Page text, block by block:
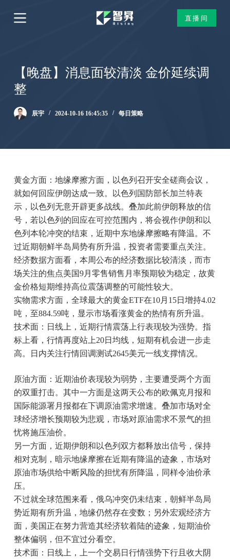
跳
过
直播间
【晚盘】消息面较清淡 金价延续调
整
辰宇 2024-10-16 16:45:35 每日策略
黄金方面：地缘摩擦方面，以色列召开安全磋商会议，
就如何回应伊朗达成一致。以色列国防部长加兰特表
示，以色列无意开辟更多战线。叠加此前伊朗释放的信
号，若以色列的回应在可控范围内，将会视作伊朗和以
色列本轮冲突的结束，近期中东地缘摩擦略有降温。不
过近期朝鲜半岛局势有所升温，投资者需要重点关注。
经济数据方面看，本周公布的经济数据比较清淡，而市
场关注的焦点美国9月零售销售月率预期较为稳定，故黄
金价格短期维持高位震荡调整的可能性较大。
实物需求方面，全球最大的黄金ETF在10月15日增持4.02
吨，至884.59吨，显示市场看涨黄金的热情有所升温。
技术面：日线上，近期行情震荡上行表现较为强势。指
标上看，行情再度站上20日均线，短期有机会进一步走
高。日内关注行情回调测试2645美元一线支撑情况。
原油方面：近期油价表现较为弱势，主要遭受两个方面
的双重打击。其中一方面是这两天公布的欧佩克月报和
国际能源署月报都在下调原油需求增速。叠加市场对全
球经济增长预期较为悲观，市场对原油需求不景气的担
忧将施压油价。
另一方面，近期伊朗和以色列双方都释放出信号，保持
相对克制，暗示地缘摩擦在近期有降温的迹象，市场对
原油市场供给中断风险的担忧有所降温，同样令油价承
压。
不过就全球范围来看，俄乌冲突仍未结束，朝鲜半岛局
势近期有所升温，地缘仍然存在变数；另外宏观经济方
面，美国正在努力营造其经济软着陆的迹象，短期油价
整体偏弱，但不宜过分看空。
技术面：日线上，上一个交易日行情强势下行且收大阴